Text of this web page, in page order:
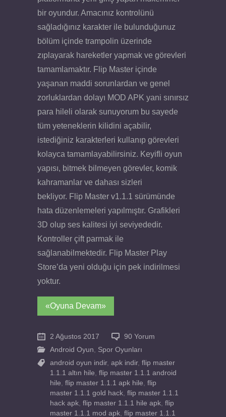
bir oyundur. Amacınız kontrolünü
sağladığınız karakter ile bulunduğunuz
bölüm içinde trampolin üzerinde
zıplayarak hareketler yapmak ve görevleri
tamamlamaktır. Flip Master içinde
yaşanan maddi sorunlardan ve genel
zorluklardan dolayı MOD APK yani sınırsız
para hileli olarak sunuyorum bu sayede
tüm yeteneklerin kilidini açabilir,
istediğiniz karakterleri kullanıp görevleri
kolayca tamamlayabilirsiniz. Keyifli oyun
yapısı, bitmek bilmeyen görevler, komik
kahramanlar ve dahası sizleri
bekliyor. Flip Master v1.1.1 sürümünde
hata düzenlemeleri yapılmıştır. Grafikleri
3D olup ses kalitesi iyi seviyededir.
Kontroller çift parmak ile
sağlanabilmektedir. Flip Master Play
Store’da yeni olduğu için pek indirilmesi
yoktur.
«Oyuna Devam»
2 Ağustos 2017
90 Yorum
Android Oyun, Spor Oyunları
android oyun indir, apk indir, flip master
1.1.1 altın hile, flip master 1.1.1 android
hile, flip master 1.1.1 apk hile, flip
master 1.1.1 gold hack, flip master 1.1.1
hack apk, flip master 1.1.1 hile apk, flip
master 1.1.1 mod apk, flip master 1.1.1